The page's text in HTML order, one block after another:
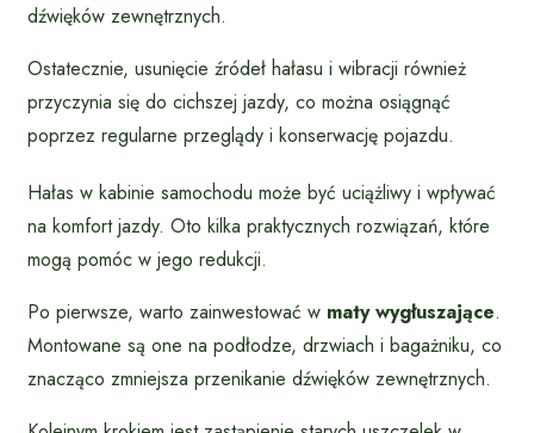
dźwięków zewnętrznych.
Ostatecznie, usunięcie źródeł hałasu i wibracji również
przyczynia się do cichszej jazdy, co można osiągnąć
poprzez regularne przeglądy i konserwację pojazdu.
Hałas w kabinie samochodu może być uciążliwy i wpływać
na komfort jazdy. Oto kilka praktycznych rozwiązań, które
mogą pomóc w jego redukcji.
Po pierwsze, warto zainwestować w maty wygłuszające.
Montowane są one na podłodze, drzwiach i bagażniku, co
znacząco zmniejsza przenikanie dźwięków zewnętrznych.